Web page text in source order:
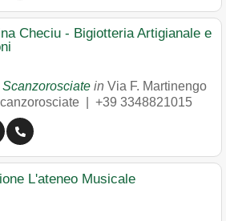
Checiu - Bigiotteria Artigianale e
in Via F. Martinengo
+39 3348821015
L'ateneo Musicale